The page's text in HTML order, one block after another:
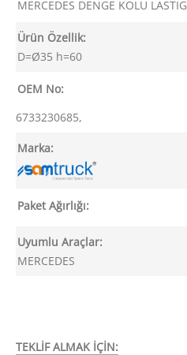
MERCEDES DENGE KOLU
Ürün Özellik:
D=Ø35 h=60
OEM No:
6733230685,
Marka:
Paket Ağırlığı:
Uyumlu Araçlar:
MERCEDES
TEKLİF ALMAK İÇİN: